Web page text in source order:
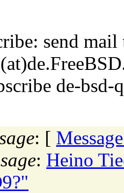
send mail
de-bsd-
: [
: Heino